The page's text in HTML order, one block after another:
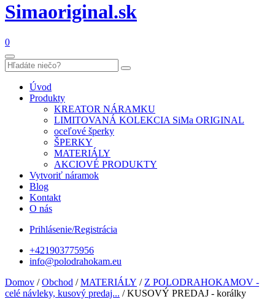
Simaoriginal.sk
0
Úvod
Produkty
KREATOR NÁRAMKU
LIMITOVANÁ KOLEKCIA SiMa ORIGINAL
oceľové šperky
ŠPERKY
MATERIÁLY
AKCIOVÉ PRODUKTY
Vytvoriť náramok
Blog
Kontakt
O nás
Prihlásenie/Registrácia
+421903775956
info@polodrahokam.eu
Domov /Obchod /MATERIÁLY / Z POLODRAHOKAMOV -
celé návleky, kusový predaj... / KUSOVÝ PREDAJ - korálky